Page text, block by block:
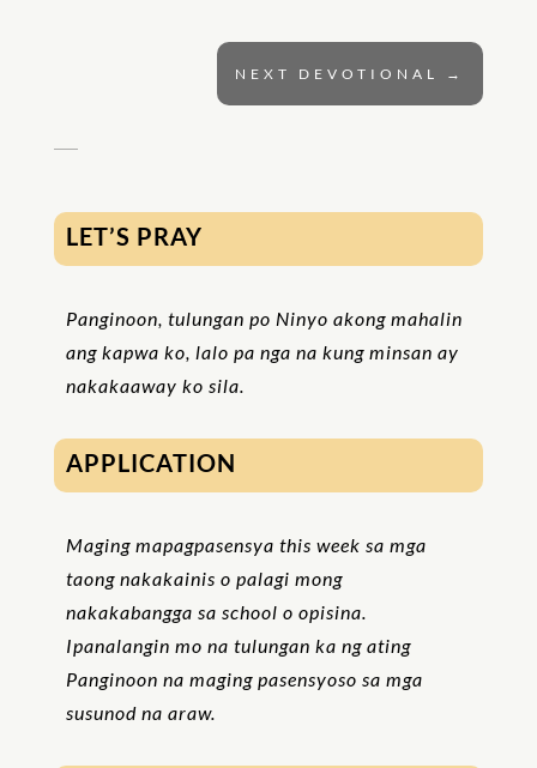
NEXT DEVOTIONAL →
LET’S PRAY
Panginoon, tulungan po Ninyo akong mahalin
ang kapwa ko, lalo pa nga na kung minsan ay
nakakaaway ko sila.
APPLICATION
Maging mapagpasensya this week sa mga
taong nakakainis o palagi mong
nakakabangga sa school o opisina.
Ipanalangin mo na tulungan ka ng ating
Panginoon na maging pasensyoso sa mga
susunod na araw.